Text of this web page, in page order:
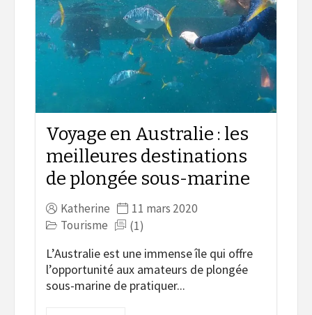
Voyage en Australie : les
meilleures destinations
de plongée sous-marine
Katherine
11 mars 2020
Tourisme
(1)
L’Australie est une immense île qui offre
l’opportunité aux amateurs de plongée
sous-marine de pratiquer...